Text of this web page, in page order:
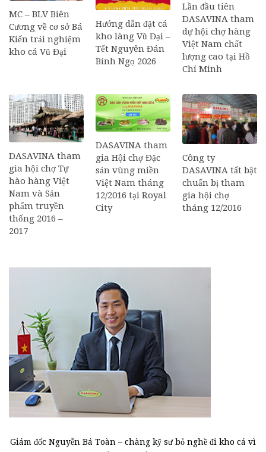
MC – BLV Biên
Cương về cơ sở Bá
Kiến trải nghiệm
kho cá Vũ Đại
Hướng dẫn đặt cá
kho làng Vũ Đại –
Tết Nguyên Đán
Bính Ngọ 2026
Lần đầu tiên
DASAVINA tham
dự hội chợ hàng
Việt Nam chất
lượng cao tại Hồ
Chí Minh
DASAVINA tham
gia hội chợ Tự
hào hàng Việt
Nam và Sản
phẩm truyền
thống 2016 –
2017
DASAVINA tham
gia Hội chợ Đặc
sản vùng miền
Việt Nam tháng
12/2016 tại Royal
City
Công ty
DASAVINA tất bật
chuẩn bị tham
gia hội chợ
tháng 12/2016
Giám đốc Nguyễn Bá Toàn – chàng kỹ sư bỏ nghề đi kho cá vì